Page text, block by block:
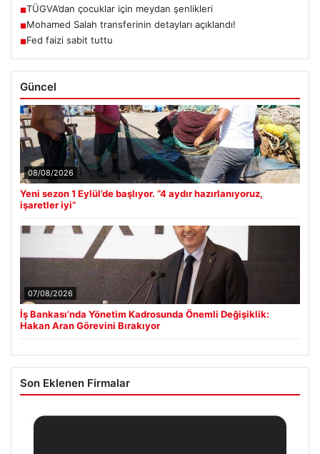
■TÜGVA’dan çocuklar için meydan şenlikleri
■Mohamed Salah transferinin detayları açıklandı!
■Fed faizi sabit tuttu
Güncel
08/08/2026
Yeni sezon 1 Eylül’de başlıyor. “4 aydır hazırlanıyoruz,
işaretler iyi”
07/08/2026
İş Bankası’nda Yönetim Kadrosunda Önemli Değişiklik:
Hakan Aran Görevini Bırakıyor
Son Eklenen Firmalar